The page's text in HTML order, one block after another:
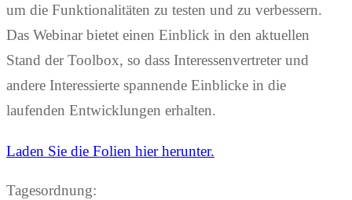
um die Funktionalitäten zu testen und zu verbessern.
Das Webinar bietet einen Einblick in den aktuellen
Stand der Toolbox, so dass Interessenvertreter und
andere Interessierte spannende Einblicke in die
laufenden Entwicklungen erhalten.
Laden Sie die Folien hier herunter.
Tagesordnung: